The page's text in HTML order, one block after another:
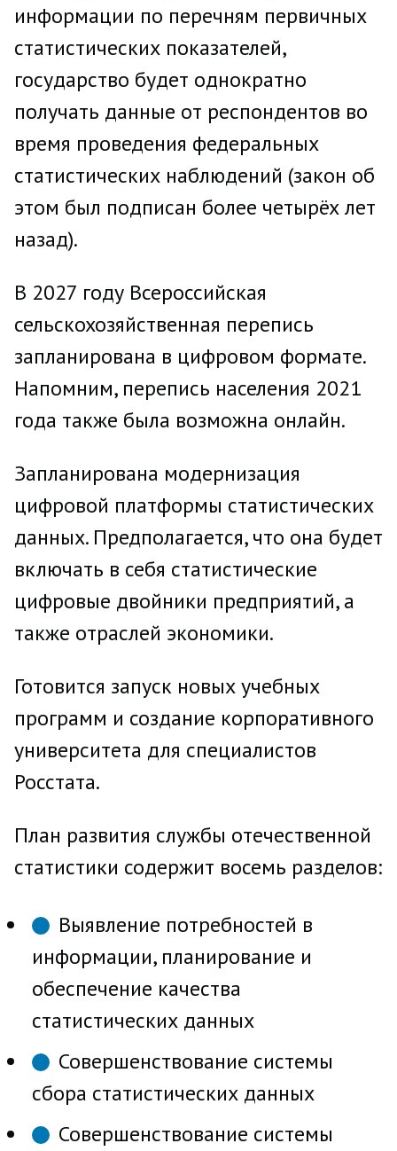
информации по перечням первичных
статистических показателей,
государство будет однократно
получать данные от респондентов во
время проведения федеральных
статистических наблюдений (закон об
этом был подписан более четырёх лет
назад).
В 2027 году Всероссийская
сельскохозяйственная перепись
запланирована в цифровом формате.
Напомним, перепись населения 2021
года также была возможна онлайн.
Запланирована модернизация
цифровой платформы статистических
данных. Предполагается, что она будет
включать в себя статистические
цифровые двойники предприятий, а
также отраслей экономики.
Готовится запуск новых учебных
программ и создание корпоративного
университета для специалистов
Росстата.
План развития службы отечественной
статистики содержит восемь разделов:
Выявление потребностей в
информации, планирование и
обеспечение качества
статистических данных
Совершенствование системы
сбора статистических данных
Совершенствование системы